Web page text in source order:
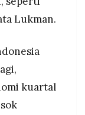
Lukman.
kuartal